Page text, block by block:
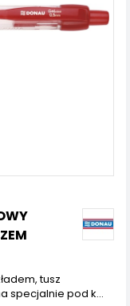
tusz
specjalnie pod k...